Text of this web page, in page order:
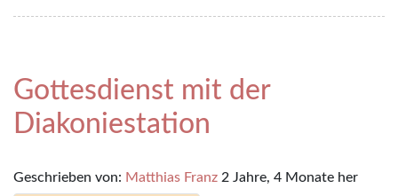
Gottesdienst mit der
Diakoniestation
Geschrieben von: Matthias Franz 2 Jahre, 4 Monate her